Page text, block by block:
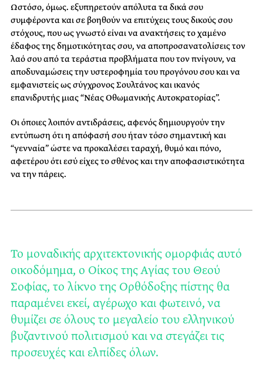
Ωστόσο, όμως. εξυπηρετούν απόλυτα τα δικά σου
συμφέροντα και σε βοηθούν να επιτύχεις τους δικούς σου
στόχους, που ως γνωστό είναι να ανακτήσεις το χαμένο
έδαφος της δημοτικότητας σου, να αποπροσανατολίσεις τον
λαό σου από τα τεράστια προβλήματα που τον πνίγουν, να
αποδυναμώσεις την υστεροφημία του προγόνου σου και να
εμφανιστείς ως σύγχρονος Σουλτάνος και ικανός
επανιδρυτής μιας “Νέας Οθωμανικής Αυτοκρατορίας”.
Οι όποιες λοιπόν αντιδράσεις, αφενός δημιουργούν την
εντύπωση ότι η απόφασή σου ήταν τόσο σημαντική και
“γενναία” ώστε να προκαλέσει ταραχή, θυμό και πόνο,
αφετέρου ότι εσύ είχες το σθένος και την αποφασιστικότητα
να την πάρεις.
Το μοναδικής αρχιτεκτονικής ομορφιάς αυτό
οικοδόμημα, ο Οίκος της Αγίας του Θεού
Σοφίας, το λίκνο της Ορθόδοξης πίστης θα
παραμένει εκεί, αγέρωχο και φωτεινό, να
θυμίζει σε όλους το μεγαλείο του ελληνικού
βυζαντινού πολιτισμού και να στεγάζει τις
προσευχές και ελπίδες όλων.